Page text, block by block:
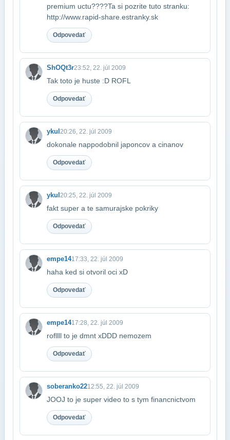
premium uctu????Ta si pozrite tuto stranku:
http://www.rapid-share.estranky.sk
Odpovedať
ShOQt3r23:52, 22. júl 2009
Tak toto je huste :D ROFL
Odpovedať
ykul20:26, 22. júl 2009
dokonale nappodobnil japoncov a cinanov
Odpovedať
ykul20:25, 22. júl 2009
fakt super a te samurajske pokriky
Odpovedať
empe1417:33, 22. júl 2009
haha ked si otvoril oci xD
Odpovedať
empe1417:28, 22. júl 2009
rofllll to je dmnt xDDD nemozem
Odpovedať
soberanko2212:55, 22. júl 2009
JOOJ to je super video to s tym financnictvom
Odpovedať